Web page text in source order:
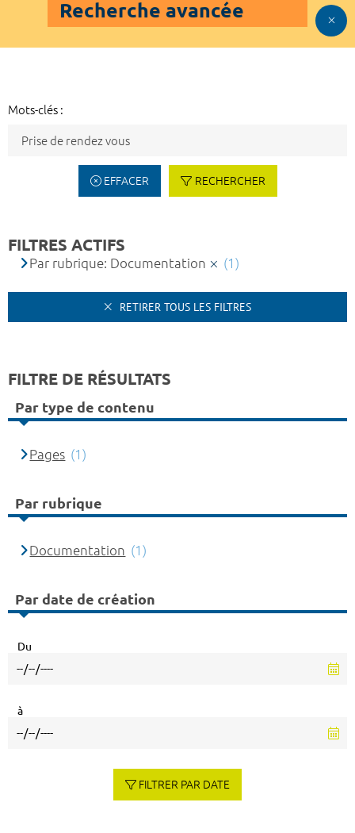
Recherche avancée
Mots-clés :
EFFACER RECHERCHER
FILTRES ACTIFS
Par rubrique: Documentation (1)
RETIRER TOUS LES FILTRES
FILTRE DE RÉSULTATS
Par type de contenu
Pages (1)
Par rubrique
Documentation (1)
Par date de création
Du
à
FILTRER PAR DATE